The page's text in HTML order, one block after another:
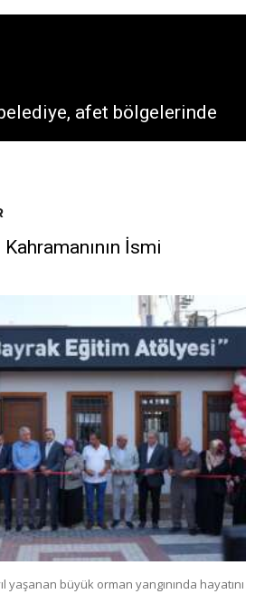
afet bölgelerinde
Kahramanının İsmi
yaşanan büyük orman yangınında hayatını